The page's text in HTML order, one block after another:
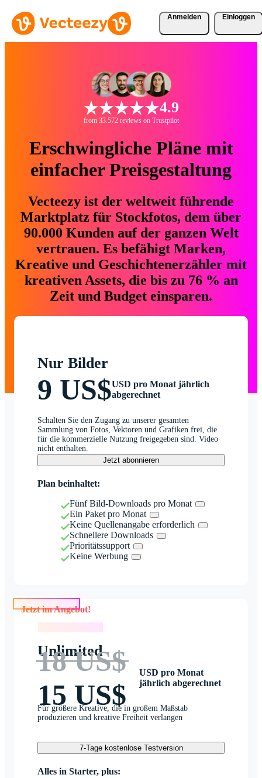
Anmelden Einloggen
4.9
from 33.572 reviews on Trustpilot
Erschwingliche Pläne mit
einfacher Preisgestaltung
Vecteezy ist der weltweit führende
Marktplatz für Stockfotos, dem über
90.000 Kunden auf der ganzen Welt
vertrauen. Es befähigt Marken,
Kreative und Geschichtenerzähler mit
kreativen Assets, die bis zu 76 % an
Zeit und Budget einsparen.
Nur Bilder
9 US$USD pro Monat jährlich
abgerechnet
Schalten Sie den Zugang zu unserer gesamten
Sammlung von Fotos, Vektoren und Grafiken frei, die
für die kommerzielle Nutzung freigegeben sind. Video
nicht enthalten.
Jetzt abonnieren
Plan beinhaltet:
Fünf Bild-Downloads pro Monat
Ein Paket pro Monat
Keine Quellenangabe erforderlich
Schnellere Downloads
Prioritätssupport
Keine Werbung
Jetzt im Angebot!
Unlimited
18 US$
15 US$
USD pro Monat
jährlich abgerechnet
Für größere Kreative, die in großem Maßstab
produzieren und kreative Freiheit verlangen
7-Tage kostenlose Testversion
Alles in Starter, plus: